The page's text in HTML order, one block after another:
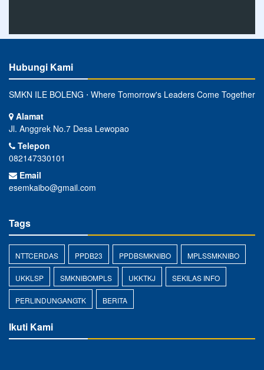
Hubungi Kami
SMKN ILE BOLENG ⋅ Where Tomorrow's Leaders Come Together
Alamat
Jl. Anggrek No.7 Desa Lewopao
Telepon
082147330101
Email
esemkaibo@gmail.com
Tags
NTTCERDAS PPDB23 PPDBSMKNIBO MPLSSMKNIBO
UKKLSP SMKNIBOMPLS UKKTKJ SEKILAS INFO
PERLINDUNGANGTK BERITA
Ikuti Kami